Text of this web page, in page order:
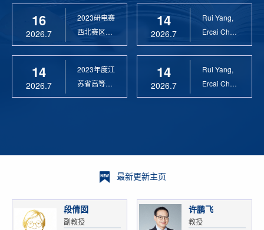
16
2026.7
2023研电赛
西北赛区优
秀指导教师
14
2026.7
2023年度江
苏省高等学
校科学技术
14
2026.7
Rui Yang,
Ercai Chen
and
14
2026.7
Rui Yang,
Ercai Chen
and
最新更新主页
段倩囡
副教授
许鹏飞
教授